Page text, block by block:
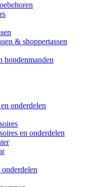
& shoppertassen
hondenmanden
onderdelen
en onderdelen
onderdelen